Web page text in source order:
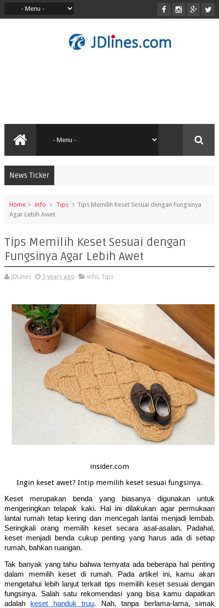
News Ticker
Home info Tips
Tips Memilih Keset Sesuai dengan Fungsinya
Agar Lebih Awet
Tips Memilih Keset Sesuai dengan
Fungsinya Agar Lebih Awet
JDLines 3 years ago info, Tips
insider.com
Ingin keset awet? Intip memilih keset sesuai fungsinya.
Keset merupakan benda yang biasanya digunakan untuk
mengeringkan telapak kaki. Hal ini dilakukan agar permukaan
lantai rumah tetap kering dan mencegah lantai menjadi lembab.
Seringkali orang memilih keset secara asal-asalan. Padahal,
keset menjadi benda cukup penting yang harus ada di setiap
rumah, bahkan ruangan.
Tak banyak yang tahu bahwa ternyata ada beberapa hal penting
dalam memilih keset di rumah. Pada artikel ini, kamu akan
mengetahui lebih lanjut terkait tips memilih keset sesuai dengan
fungsinya. Salah satu rekomendasi yang bisa kamu dapatkan
adalah keset handuk truu. Nah, tanpa berlama-lama, simak